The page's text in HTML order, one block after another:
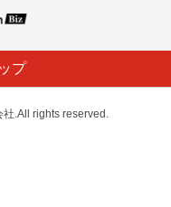
プ
.All rights reserved.